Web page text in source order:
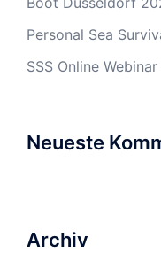
Personal Sea
SSS Online Webinar
Neueste
Archiv